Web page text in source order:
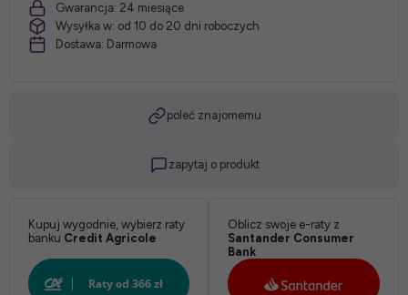
Gwarancja: 24 miesiące
Wysyłka w: od 10 do 20 dni roboczych
Dostawa: Darmowa
poleć znajomemu
zapytaj o produkt
Kupuj wygodnie, wybierz raty
banku Credit Agricole
Oblicz swoje e-raty z
Santander Consumer
Bank